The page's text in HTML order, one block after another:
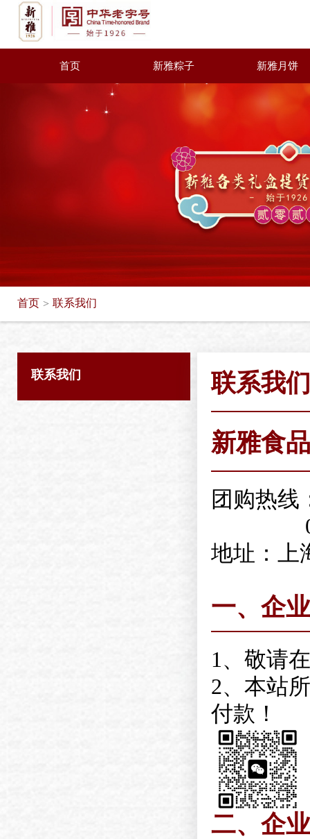
首页 新雅粽子 新雅月饼
首页 > 联系我们
联系我们 联系我们
新雅食
团购热线
021-
地址：上
一、企
1、敬请
2、本站
付款！
二、企